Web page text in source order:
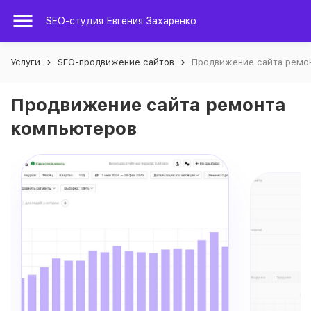
SEO-студия Евгения Захаренко
Услуги SEO-продвижение сайтов Продвижение сайта
Продвижение сайта ремонта
компьютеров